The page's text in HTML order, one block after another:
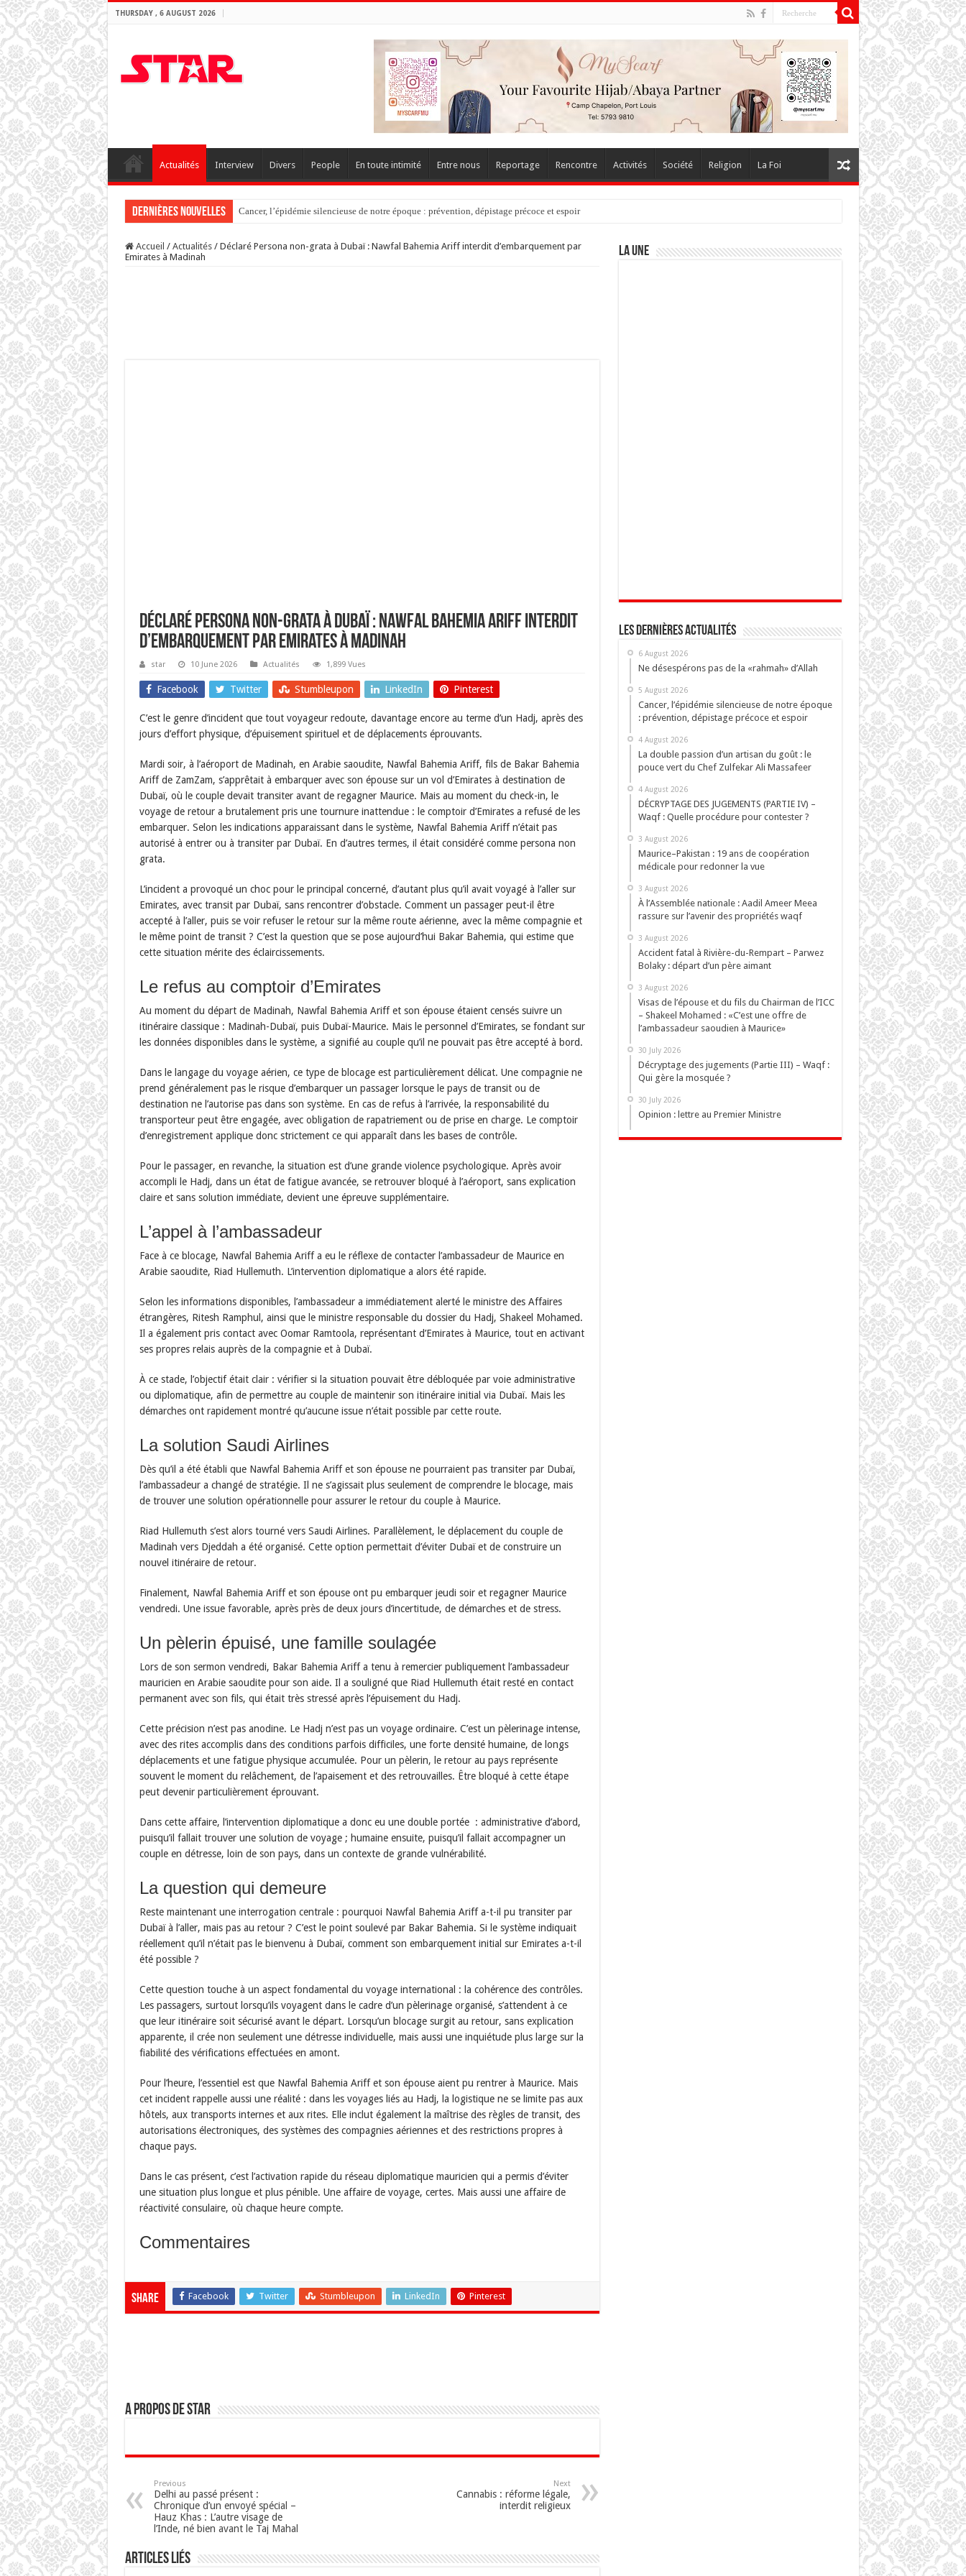
THURSDAY , 6 AUGUST 2026
Actualités Interview Divers People En toute intimité Entre nous Reportage Rencontre Activités Société Religion La Foi
Dernières Nouvelles Cancer, l’épidémie silencieuse de notre époque : prévention, dépistage précoce et espoir
Accueil / Actualités / Déclaré Persona non-grata à Dubaï : Nawfal Bahemia Ariff interdit d’embarquement par
Emirates à Madinah
Déclaré Persona non-grata à Dubaï : Nawfal Bahemia Ariff interdit
d’embarquement par Emirates à Madinah
star 10 June 2026 Actualités 1,899 Vues
Facebook Twitter Stumbleupon LinkedIn Pinterest
C’est le genre d’incident que tout voyageur redoute, davantage encore au terme d’un Hadj, après des
jours d’effort physique, d’épuisement spirituel et de déplacements éprouvants.
Mardi soir, à l’aéroport de Madinah, en Arabie saoudite, Nawfal Bahemia Ariff, fils de Bakar Bahemia
Ariff de ZamZam, s’apprêtait à embarquer avec son épouse sur un vol d’Emirates à destination de
Dubaï, où le couple devait transiter avant de regagner Maurice. Mais au moment du check-in, le
voyage de retour a brutalement pris une tournure inattendue : le comptoir d’Emirates a refusé de les
embarquer. Selon les indications apparaissant dans le système, Nawfal Bahemia Ariff n’était pas
autorisé à entrer ou à transiter par Dubaï. En d’autres termes, il était considéré comme persona non
grata.
L’incident a provoqué un choc pour le principal concerné, d’autant plus qu’il avait voyagé à l’aller sur
Emirates, avec transit par Dubaï, sans rencontrer d’obstacle. Comment un passager peut-il être
accepté à l’aller, puis se voir refuser le retour sur la même route aérienne, avec la même compagnie et
le même point de transit ? C’est la question que se pose aujourd’hui Bakar Bahemia, qui estime que
cette situation mérite des éclaircissements.
Le refus au comptoir d’Emirates
Au moment du départ de Madinah, Nawfal Bahemia Ariff et son épouse étaient censés suivre un
itinéraire classique : Madinah-Dubaï, puis Dubaï-Maurice. Mais le personnel d’Emirates, se fondant sur
les données disponibles dans le système, a signifié au couple qu’il ne pouvait pas être accepté à bord.
Dans le langage du voyage aérien, ce type de blocage est particulièrement délicat. Une compagnie ne
prend généralement pas le risque d’embarquer un passager lorsque le pays de transit ou de
destination ne l’autorise pas dans son système. En cas de refus à l’arrivée, la responsabilité du
transporteur peut être engagée, avec obligation de rapatriement ou de prise en charge. Le comptoir
d’enregistrement applique donc strictement ce qui apparaît dans les bases de contrôle.
Pour le passager, en revanche, la situation est d’une grande violence psychologique. Après avoir
accompli le Hadj, dans un état de fatigue avancée, se retrouver bloqué à l’aéroport, sans explication
claire et sans solution immédiate, devient une épreuve supplémentaire.
L’appel à l’ambassadeur
Face à ce blocage, Nawfal Bahemia Ariff a eu le réflexe de contacter l’ambassadeur de Maurice en
Arabie saoudite, Riad Hullemuth. L’intervention diplomatique a alors été rapide.
Selon les informations disponibles, l’ambassadeur a immédiatement alerté le ministre des Affaires
étrangères, Ritesh Ramphul, ainsi que le ministre responsable du dossier du Hadj, Shakeel Mohamed.
Il a également pris contact avec Oomar Ramtoola, représentant d’Emirates à Maurice, tout en activant
ses propres relais auprès de la compagnie et à Dubaï.
À ce stade, l’objectif était clair : vérifier si la situation pouvait être débloquée par voie administrative
ou diplomatique, afin de permettre au couple de maintenir son itinéraire initial via Dubaï. Mais les
démarches ont rapidement montré qu’aucune issue n’était possible par cette route.
La solution Saudi Airlines
Dès qu’il a été établi que Nawfal Bahemia Ariff et son épouse ne pourraient pas transiter par Dubaï,
l’ambassadeur a changé de stratégie. Il ne s’agissait plus seulement de comprendre le blocage, mais
de trouver une solution opérationnelle pour assurer le retour du couple à Maurice.
Riad Hullemuth s’est alors tourné vers Saudi Airlines. Parallèlement, le déplacement du couple de
Madinah vers Djeddah a été organisé. Cette option permettait d’éviter Dubaï et de construire un
nouvel itinéraire de retour.
Finalement, Nawfal Bahemia Ariff et son épouse ont pu embarquer jeudi soir et regagner Maurice
vendredi. Une issue favorable, après près de deux jours d’incertitude, de démarches et de stress.
Un pèlerin épuisé, une famille soulagée
Lors de son sermon vendredi, Bakar Bahemia Ariff a tenu à remercier publiquement l’ambassadeur
mauricien en Arabie saoudite pour son aide. Il a souligné que Riad Hullemuth était resté en contact
permanent avec son fils, qui était très stressé après l’épuisement du Hadj.
Cette précision n’est pas anodine. Le Hadj n’est pas un voyage ordinaire. C’est un pèlerinage intense,
avec des rites accomplis dans des conditions parfois difficiles, une forte densité humaine, de longs
déplacements et une fatigue physique accumulée. Pour un pèlerin, le retour au pays représente
souvent le moment du relâchement, de l’apaisement et des retrouvailles. Être bloqué à cette étape
peut devenir particulièrement éprouvant.
Dans cette affaire, l’intervention diplomatique a donc eu une double portée : administrative d’abord,
puisqu’il fallait trouver une solution de voyage ; humaine ensuite, puisqu’il fallait accompagner un
couple en détresse, loin de son pays, dans un contexte de grande vulnérabilité.
La question qui demeure
Reste maintenant une interrogation centrale : pourquoi Nawfal Bahemia Ariff a-t-il pu transiter par
Dubaï à l’aller, mais pas au retour ? C’est le point soulevé par Bakar Bahemia. Si le système indiquait
réellement qu’il n’était pas le bienvenu à Dubaï, comment son embarquement initial sur Emirates a-t-il
été possible ?
Cette question touche à un aspect fondamental du voyage international : la cohérence des contrôles.
Les passagers, surtout lorsqu’ils voyagent dans le cadre d’un pèlerinage organisé, s’attendent à ce
que leur itinéraire soit sécurisé avant le départ. Lorsqu’un blocage surgit au retour, sans explication
apparente, il crée non seulement une détresse individuelle, mais aussi une inquiétude plus large sur la
fiabilité des vérifications effectuées en amont.
Pour l’heure, l’essentiel est que Nawfal Bahemia Ariff et son épouse aient pu rentrer à Maurice. Mais
cet incident rappelle aussi une réalité : dans les voyages liés au Hadj, la logistique ne se limite pas aux
hôtels, aux transports internes et aux rites. Elle inclut également la maîtrise des règles de transit, des
autorisations électroniques, des systèmes des compagnies aériennes et des restrictions propres à
chaque pays.
Dans le cas présent, c’est l’activation rapide du réseau diplomatique mauricien qui a permis d’éviter
une situation plus longue et plus pénible. Une affaire de voyage, certes. Mais aussi une affaire de
réactivité consulaire, où chaque heure compte.
Commentaires
Share Facebook Twitter Stumbleupon LinkedIn Pinterest
A propos de star
Previous
Delhi au passé présent :
Chronique d’un envoyé spécial –
Hauz Khas : L’autre visage de
l’Inde, né bien avant le Taj Mahal
Next
Cannabis : réforme légale,
interdit religieux
Articles Liés
LA UNE
Les dernières actualités
6 August 2026
Ne désespérons pas de la «rahmah» d’Allah
5 August 2026
Cancer, l’épidémie silencieuse de notre époque
: prévention, dépistage précoce et espoir
4 August 2026
La double passion d’un artisan du goût : le
pouce vert du Chef Zulfekar Ali Massafeer
4 August 2026
DÉCRYPTAGE DES JUGEMENTS (PARTIE IV) –
Waqf : Quelle procédure pour contester ?
3 August 2026
Maurice–Pakistan : 19 ans de coopération
médicale pour redonner la vue
3 August 2026
À l’Assemblée nationale : Aadil Ameer Meea
rassure sur l’avenir des propriétés waqf
3 August 2026
Accident fatal à Rivière-du-Rempart – Parwez
Bolaky : départ d’un père aimant
3 August 2026
Visas de l’épouse et du fils du Chairman de l’ICC
– Shakeel Mohamed : «C’est une offre de
l’ambassadeur saoudien à Maurice»
30 July 2026
Décryptage des jugements (Partie III) – Waqf :
Qui gère la mosquée ?
30 July 2026
Opinion : lettre au Premier Ministre